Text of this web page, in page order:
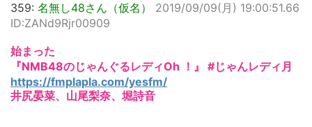
359: 名無し48さん（仮名）
2019/09/09(月) 19:00:51.66
ID:ZANd9Rjr00909
始まった
『NMB48のじゃんぐるレディOh ！』 #じゃんレディ月
https://fmplapla.com/yesfm/
井尻晏菜、山尾梨奈、堀詩音